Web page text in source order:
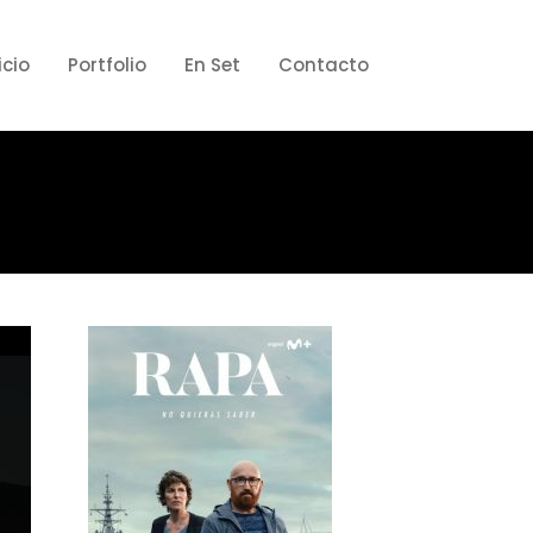
Portfolio En Set Contacto